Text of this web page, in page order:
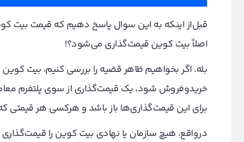
قبل‌از اینکه به این سوال پاسخ دهیم که قیمت بیت
اصلاً بیت کوین قیمت‌گذاری می‌شود؟!
بله. اگر بخواهیم ظاهر قضیه را بررسی کنیم، بیت
خرید‌و‌فروش شود، یک قیمت‌گذاری از سوی پلتفرم
برای این قیمت‌گذاری‌ها باز باشد و هر‌کسی هر قیمتی
در‌واقع، هیچ سازمان یا نهادی بیت کوین را